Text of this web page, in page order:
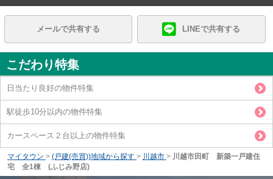
メールで共有する LINEで共有する
こだわり特集
日当たり良好の物件特集
駅徒歩10分以内の物件特集
カースペース２台以上の物件特集
マイタウン > (戸建(売買))地域から探す > 川越市 > 川越市田町 新築一戸建住
宅 全1棟 (ふじみ野店)